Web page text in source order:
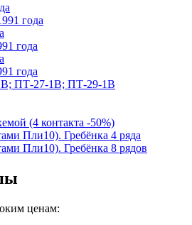
года
года
года
ПТ-27-1В; ПТ-29-1В
(4 контакта -50%)
Пли10). Гребёнка 4 ряда
Пли10). Гребёнка 8 рядов
ценам: